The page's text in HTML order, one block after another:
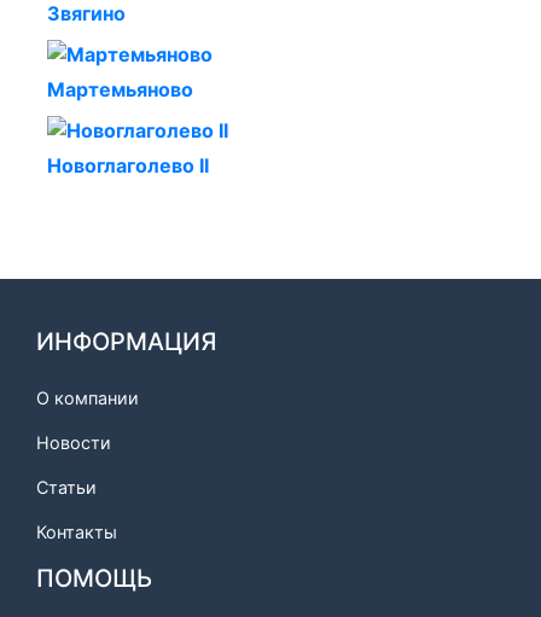
Звягино
Мартемьяново
Новоглаголево II
ИНФОРМАЦИЯ
О компании
Новости
Статьи
Контакты
ПОМОЩЬ